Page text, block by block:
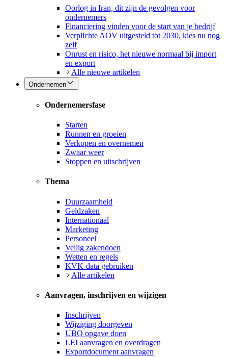
Oorlog in Iran, dit zijn de gevolgen voor
ondernemers
Financiering vinden voor de start van je bedrijf
Verplichte AOV uitgesteld tot 2030, kies nu nog
zelf
Onrust en risico, het nieuwe normaal bij import
en export
Alle nieuwe artikelen
Ondernemen
Ondernemersfase
Starten
Runnen en groeien
Verkopen en overnemen
Zwaar weer
Stoppen en uitschrijven
Thema
Duurzaamheid
Geldzaken
Internationaal
Marketing
Personeel
Veilig zakendoen
Wetten en regels
KVK-data gebruiken
Alle artikelen
Aanvragen, inschrijven en wijzigen
Inschrijven
Wijziging doorgeven
UBO opgave doen
LEI aanvragen en overdragen
Exportdocument aanvragen